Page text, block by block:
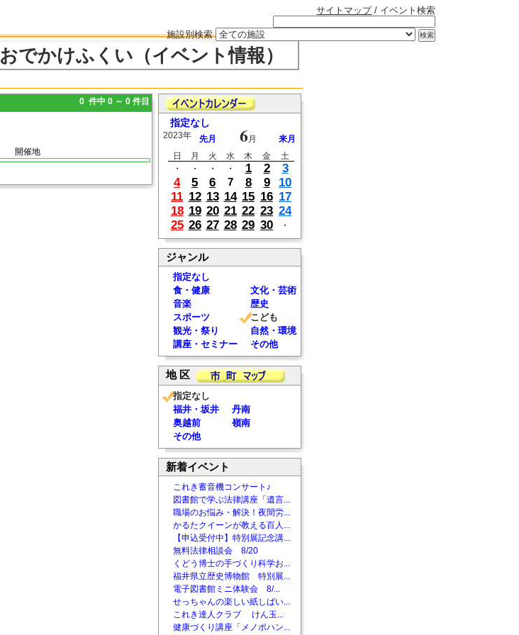
サイトマップ/ イベント検索
施設別検索
おでかけふくい（イベント情報）
0 件中 0 ～ 0 件目
開催地
指定なし
2023年 先月 6月
来月
日
月 火 水 木 金
土
・
・ ・ ・ 1 2
3
4
5 6 7 8 9
10
11 12 13 14 15 16 17
18 19 20 21 22 23 24
25 26 27 28 29 30 ・
ジャンル
指定なし
食・健康
文化・芸術
音楽
歴史
スポーツ
こども
観光・祭り
自然・環境
講座・セミナー
その他
地 区
指定なし
福井・坂井
丹南
奥越前
嶺南
その他
新着イベント
これき蓄音機コンサート♪
図書館で学ぶ法律講座「遺言...
職場のお悩み・解決！夜間労...
かるたクイーンが教える百人...
【申込受付中】特別展記念講...
無料法律相談会 8/20
くどう博士の手づくり科学お...
福井県立歴史博物館 特別展...
電子図書館ミニ体験会 8/...
せっちゃんの楽しい紙しばい...
これき達人クラブ けん玉...
健康づくり講座「メノポハン...